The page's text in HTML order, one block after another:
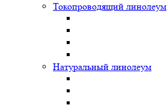
Токопроводящий линолеум
Натуральный линолеум